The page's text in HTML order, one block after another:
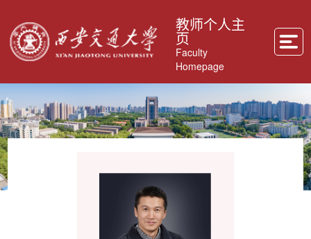
教师个人主
页
Faculty
Homepage